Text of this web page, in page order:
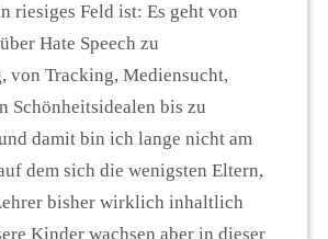
riesiges Feld ist: Es geht von
Hate Speech zu
von Tracking, Mediensucht,
Schönheitsidealen bis zu
damit bin ich lange nicht am
dem sich die wenigsten Eltern,
bisher wirklich inhaltlich
Kinder wachsen aber in dieser